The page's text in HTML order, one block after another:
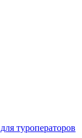
туроператоров